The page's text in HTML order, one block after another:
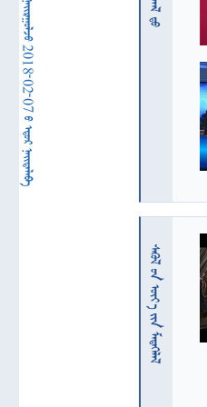
  